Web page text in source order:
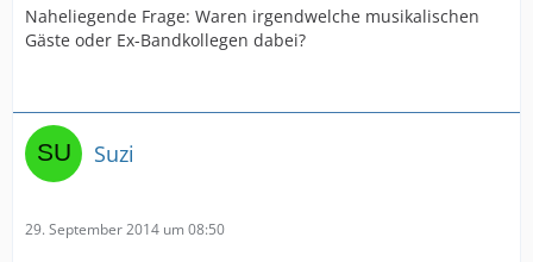
Naheliegende Frage: Waren irgendwelche musikalischen
Gäste oder Ex-Bandkollegen dabei?
Suzi
29. September 2014 um 08:50